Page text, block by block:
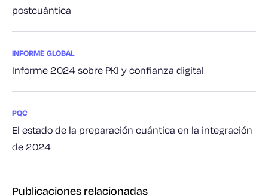
postcuántica
INFORME GLOBAL
Informe 2024 sobre PKI y confianza digital
PQC
El estado de la preparación cuántica en la integración
de 2024
Publicaciones relacionadas